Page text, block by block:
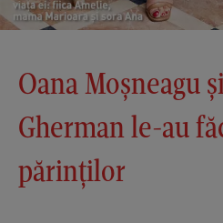
Oana Moșneagu
Gherman le-au
părinților